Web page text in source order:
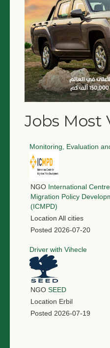
Jobs Most
Monitoring, Evaluation
NGO International
Migration Policy
(ICMPD)
Location All cities
Posted 2026-07-20
Driver with Vihecle
NGO SEED
Location Erbil
Posted 2026-07-19